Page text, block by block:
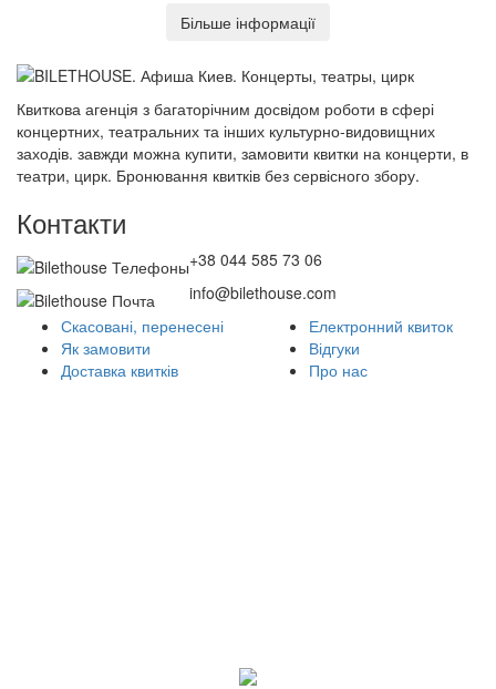
Більше інформації
Квиткова агенція з багаторічним досвідом роботи в сфері
концертних, театральних та інших культурно-видовищних
заходів. завжди можна купити, замовити квитки на концерти, в
театри, цирк. Бронювання квитків без сервісного збору.
Контакти
+38 044 585 73 06
info@bilethouse.com
Скасовані, перенесені
Як замовити
Доставка квитків
Електронний квиток
Відгуки
Про нас